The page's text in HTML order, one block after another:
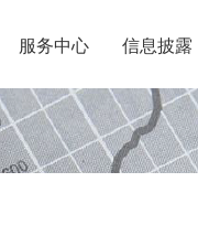
服务中心 信息披露